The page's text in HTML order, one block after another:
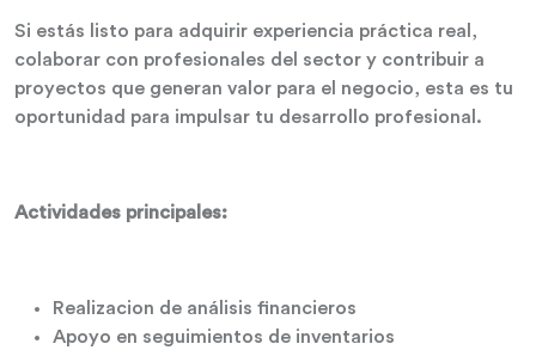
Si estás listo para adquirir experiencia práctica real,
colaborar con profesionales del sector y contribuir a
proyectos que generan valor para el negocio, esta es tu
oportunidad para impulsar tu desarrollo profesional.
Actividades principales:
Realizacion de análisis financieros
Apoyo en seguimientos de inventarios